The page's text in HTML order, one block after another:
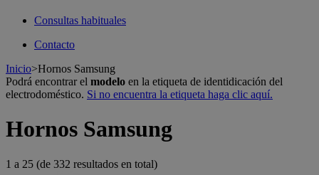
Consultas habituales
Contacto
Inicio>Hornos Samsung
Podrá encontrar el modelo en la etiqueta de identidicación del
electrodoméstico. Si no encuentra la etiqueta haga clic aquí.
Hornos Samsung
1 a 25 (de 332 resultados en total)